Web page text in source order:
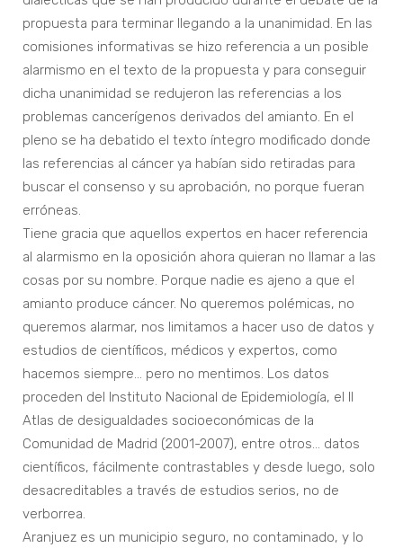
propuesta para terminar llegando a la unanimidad. En las
comisiones informativas se hizo referencia a un posible
alarmismo en el texto de la propuesta y para conseguir
dicha unanimidad se redujeron las referencias a los
problemas cancerígenos derivados del amianto. En el
pleno se ha debatido el texto íntegro modificado donde
las referencias al cáncer ya habían sido retiradas para
buscar el consenso y su aprobación, no porque fueran
erróneas.
Tiene gracia que aquellos expertos en hacer referencia
al alarmismo en la oposición ahora quieran no llamar a las
cosas por su nombre. Porque nadie es ajeno a que el
amianto produce cáncer. No queremos polémicas, no
queremos alarmar, nos limitamos a hacer uso de datos y
estudios de científicos, médicos y expertos, como
hacemos siempre… pero no mentimos. Los datos
proceden del Instituto Nacional de Epidemiología, el II
Atlas de desigualdades socioeconómicas de la
Comunidad de Madrid (2001-2007), entre otros… datos
científicos, fácilmente contrastables y desde luego, solo
desacreditables a través de estudios serios, no de
verborrea.
Aranjuez es un municipio seguro, no contaminado, y lo